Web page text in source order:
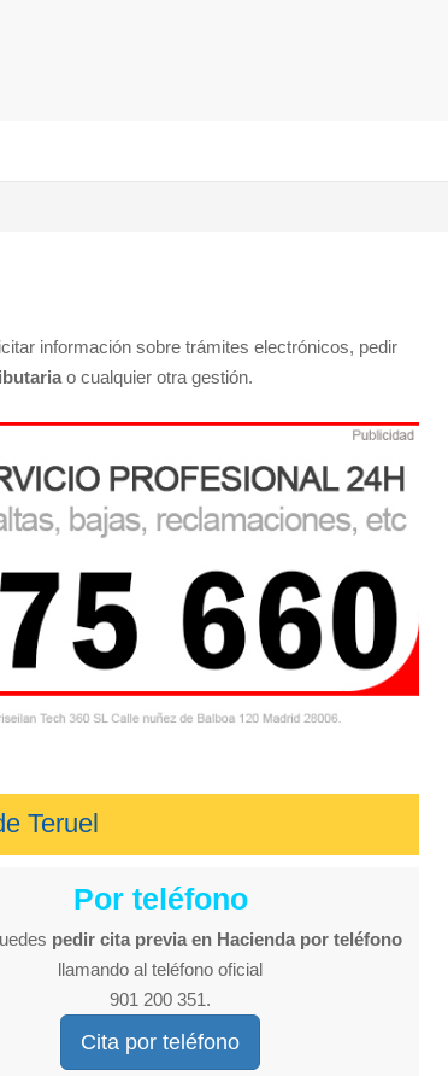
información sobre trámites electrónicos, pedir
o cualquier otra gestión.
Teruel
Por teléfono
pedir cita previa en Hacienda por teléfono
llamando al teléfono oficial
901 200 351.
Cita por teléfono